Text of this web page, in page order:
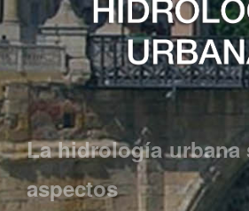
La hidrología urbana
aspectos